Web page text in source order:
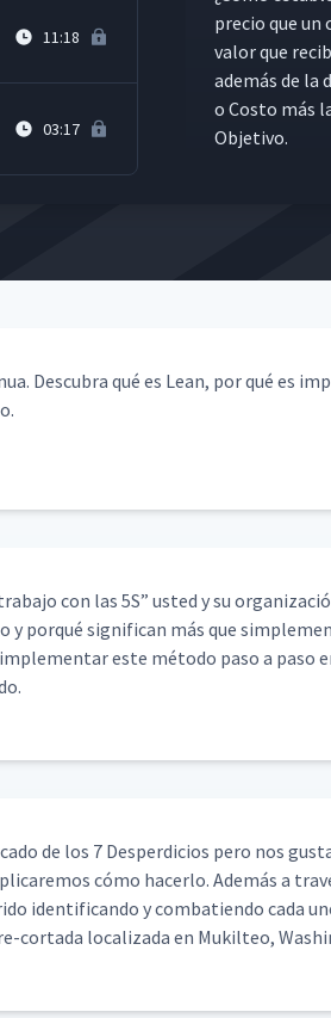
11:18
03:17
pre­cio que un
val­or que
además de la
o Cos­to más
Objetivo.
Des­cubra qué es Lean, por qué es
con las 5S” ust­ed y su
y porqué sig­nif­i­can más que
este méto­do paso a paso
de los 7 Des­perdi­cios pero nos
cómo hac­er­lo. Además a
iden­ti­f­i­can­do y com­bat­ien­do cada
cor­ta­da local­iza­da en Muk­il­teo,